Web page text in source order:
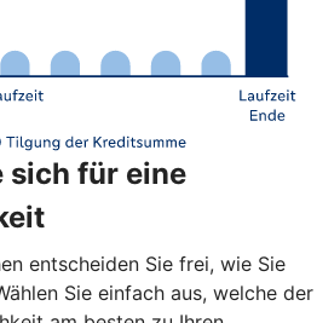
sich für eine
entscheiden Sie frei, wie Sie
Sie einfach aus, welche der